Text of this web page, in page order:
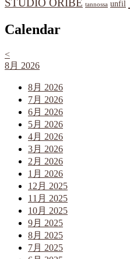
STUDIO ORIBE tannossa unfil
Calendar
<
8月 2026
8月 2026
7月 2026
6月 2026
5月 2026
4月 2026
3月 2026
2月 2026
1月 2026
12月 2025
11月 2025
10月 2025
9月 2025
8月 2025
7月 2025